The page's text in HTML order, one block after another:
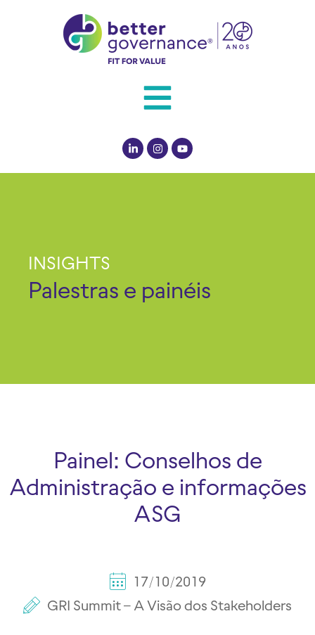
INSIGHTS
Palestras e painéis
Painel: Conselhos de
Administração e informações
ASG
17/10/2019
GRI Summit – A Visão dos Stakeholders